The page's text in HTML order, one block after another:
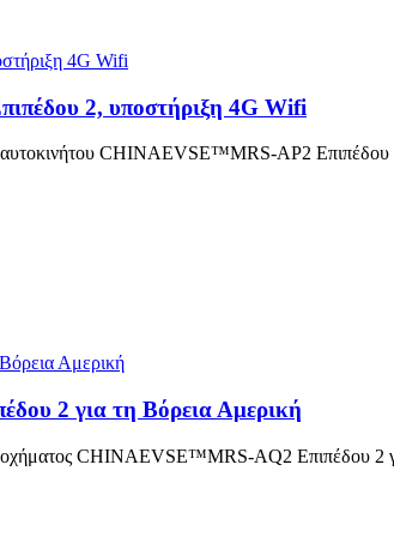
2, υποστήριξη 4G Wifi
αυτοκινήτου CHINAEVSE™️MRS-AP2 Επιπέδου
2 για τη Βόρεια Αμερική
οχήματος CHINAEVSE™️MRS-AQ2 Επιπέδου 2